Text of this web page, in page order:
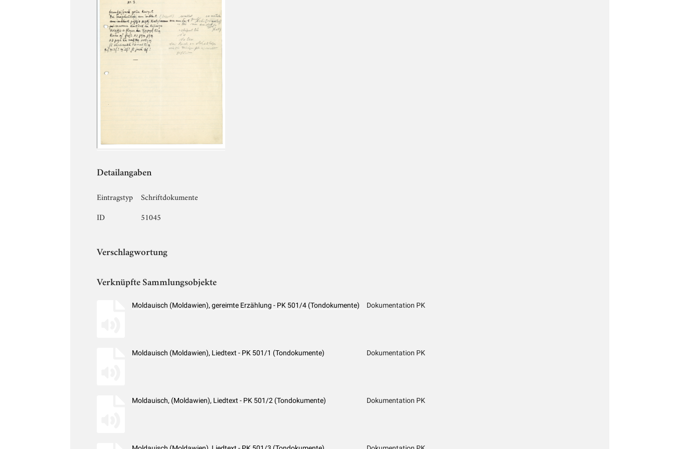
Detailangaben
Eintragstyp
Schriftdokumente
ID
51045
Verschlagwortung
Verknüpfte Sammlungsobjekte
Moldauisch (Moldawien), gereimte Erzählung - PK 501/4 (Tondokumente) Dokumentation PK
Moldauisch (Moldawien), Liedtext - PK 501/1 (Tondokumente) Dokumentation PK
Moldauisch, (Moldawien), Liedtext - PK 501/2 (Tondokumente) Dokumentation PK